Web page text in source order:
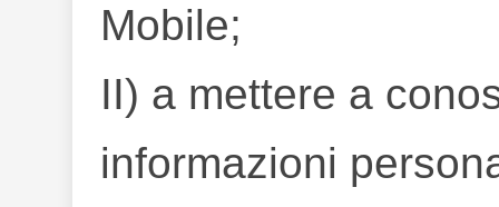
Mobile;
II) a mettere a
informazioni